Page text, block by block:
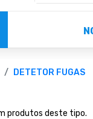
DETETOR FUGAS
produtos deste tipo.